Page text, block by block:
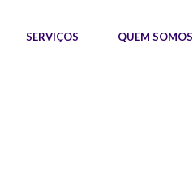
SERVIÇOS QUEM SOMOS